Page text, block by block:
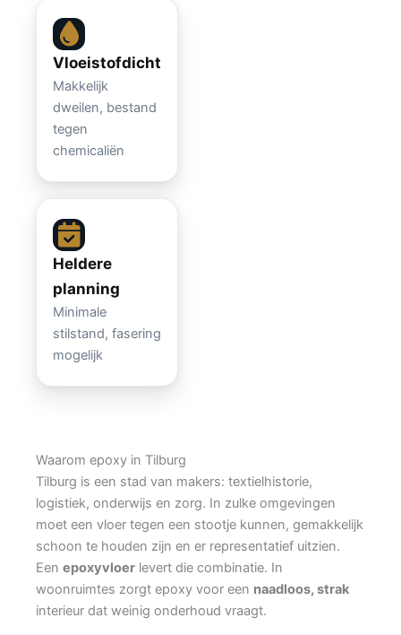
Vloeistofdicht
Makkelijk
dweilen, bestand
tegen
chemicaliën
Heldere
planning
Minimale
stilstand, fasering
mogelijk
Waarom epoxy in Tilburg
Tilburg is een stad van makers: textielhistorie,
logistiek, onderwijs en zorg. In zulke omgevingen
moet een vloer tegen een stootje kunnen, gemakkelijk
schoon te houden zijn en er representatief uitzien.
Een epoxyvloer levert die combinatie. In
woonruimtes zorgt epoxy voor een naadloos, strak
interieur dat weinig onderhoud vraagt.